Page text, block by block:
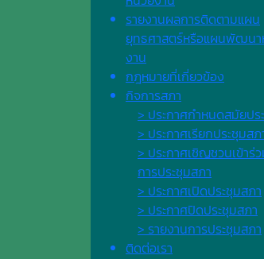
รายงานผลการติดตามแผน
ยุทธศาสตร์หรือแผนพัฒน
งาน
กฎหมายที่เกี่ยวข้อง
กิจการสภา
> ประกาศกำหนดสมัยปร
> ประกาศเรียกประชุมสภ
> ประกาศเชิญชวนเข้าร่
การประชุมสภา
> ประกาศเปิดประชุมสภา
> ประกาศปิดประชุมสภา
> รายงานการประชุมสภา
ติดต่อเรา